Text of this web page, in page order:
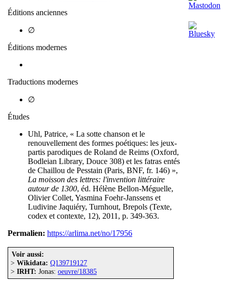
Éditions anciennes
∅
Éditions modernes
Traductions modernes
∅
Études
Uhl, Patrice, « La sotte chanson et le
renouvellement des formes poétiques: les jeux-
partis parodiques de Roland de Reims (Oxford,
Bodleian Library, Douce 308) et les fatras entés
de Chaillou de Pesstain (Paris, BNF, fr. 146) »,
La moisson des lettres: l'invention littéraire
autour de 1300, éd. Hélène Bellon-Méguelle,
Olivier Collet, Yasmina Foehr-Janssens et
Ludivine Jaquiéry, Turnhout, Brepols (Texte,
codex et contexte, 12), 2011, p. 349-363.
Permalien: https://arlima.net/no/17956
Voir aussi:
> Wikidata: Q139719127
> IRHT: Jonas: oeuvre/18385